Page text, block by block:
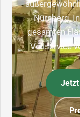
Nürnberg,
gesamten
Vollservice